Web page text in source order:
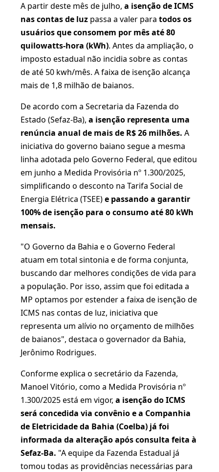
A partir deste mês de julho, a isenção de ICMS
nas contas de luz passa a valer para todos os
usuários que consomem por mês até 80
quilowatts-hora (kWh). Antes da ampliação, o
imposto estadual não incidia sobre as contas
de até 50 kwh/mês. A faixa de isenção alcança
mais de 1,8 milhão de baianos.
De acordo com a Secretaria da Fazenda do
Estado (Sefaz-Ba), a isenção representa uma
renúncia anual de mais de R$ 26 milhões. A
iniciativa do governo baiano segue a mesma
linha adotada pelo Governo Federal, que editou
em junho a Medida Provisória nº 1.300/2025,
simplificando o desconto na Tarifa Social de
Energia Elétrica (TSEE)e passando a garantir
100% de isenção para o consumo até 80 kWh
mensais.
"O Governo da Bahia e o Governo Federal
atuam em total sintonia e de forma conjunta,
buscando dar melhores condições de vida para
a população. Por isso, assim que foi editada a
MP optamos por estender a faixa de isenção de
ICMS nas contas de luz, iniciativa que
representa um alívio no orçamento de milhões
de baianos", destaca o governador da Bahia,
Jerônimo Rodrigues.
Conforme explica o secretário da Fazenda,
Manoel Vitório, como a Medida Provisória nº
1.300/2025 está em vigor, a isenção do ICMS
será concedida via convênio e a Companhia
de Eletricidade da Bahia (Coelba) já foi
informada da alteração após consulta feita à
Sefaz-Ba. "A equipe da Fazenda Estadual já
tomou todas as providências necessárias para